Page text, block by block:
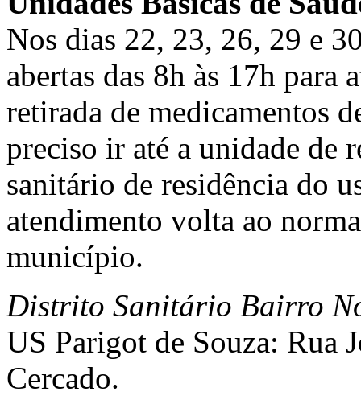
Nos dias 22, 23, 26, 29 e
abertas das 8h às 17h para
retirada de medicamentos
preciso ir até a unidade de
sanitário de residência do
atendimento volta ao
município.
Distrito Sanitário Bairro
US Parigot de Souza: Rua
Cercado.